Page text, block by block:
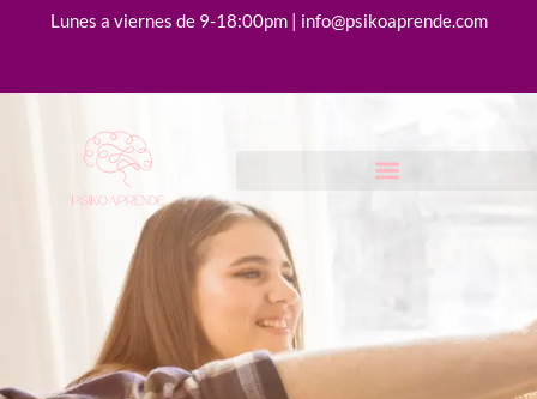
Lunes a viernes de 9-18:00pm | info@psikoaprende.com